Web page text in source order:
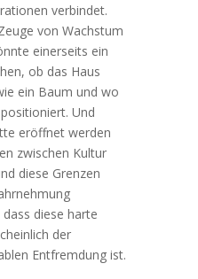
verbindet.
von Wachstum
einerseits ein
ob das Haus
ein Baum und wo
Und
eröffnet werden
zwischen Kultur
diese Grenzen
diese harte
der
Entfremdung ist.